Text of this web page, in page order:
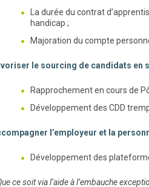
La durée du contrat
handicap ;
Majoration du compte
le sourcing de candidats en
Rapprochement en cours de
Développement des CDD
l’employeur et la
Développement des
ce soit via l’aide à l’embauche